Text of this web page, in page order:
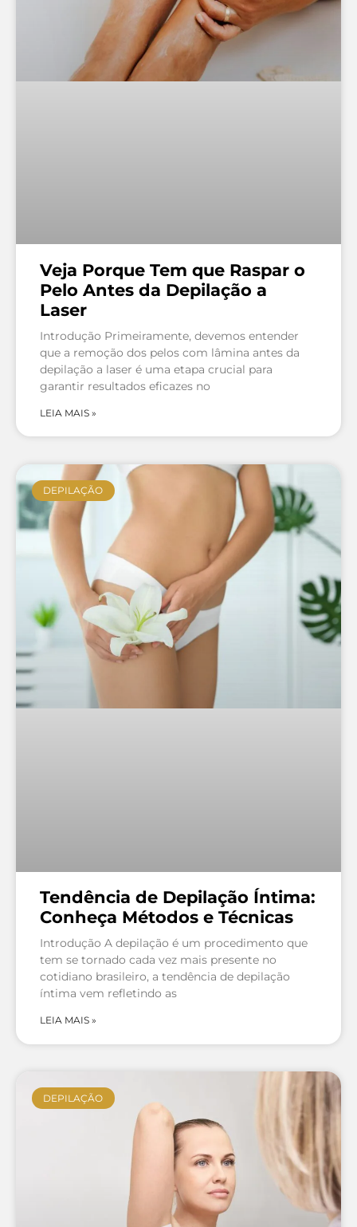
Veja Porque Tem que Raspar o
Pelo Antes da Depilação a
Laser
Introdução Primeiramente, devemos entender
que a remoção dos pelos com lâmina antes da
depilação a laser é uma etapa crucial para
garantir resultados eficazes no
LEIA MAIS »
DEPILAÇÃO
Tendência de Depilação Íntima:
Conheça Métodos e Técnicas
Introdução A depilação é um procedimento que
tem se tornado cada vez mais presente no
cotidiano brasileiro, a tendência de depilação
íntima vem refletindo as
LEIA MAIS »
DEPILAÇÃO